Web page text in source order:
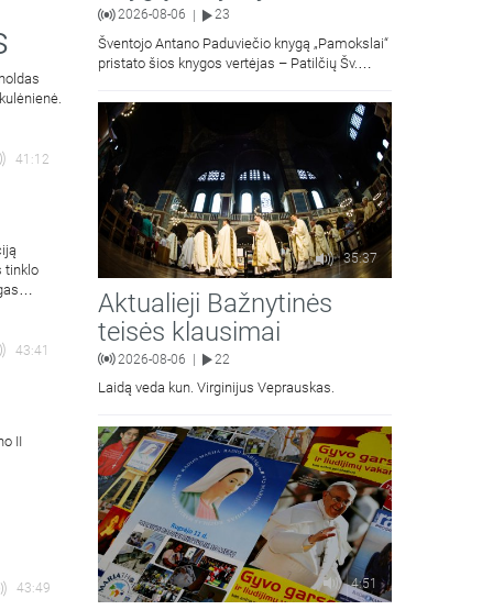
41:12
tinklo
43:41
II
43:49
2026-08-06 23
Šventojo Antano Paduviečio knygą „Pamokslai“
pristato šios knygos vertėjas – Patilčių Šv.
moralinės teologijos dr. Algirdas Petras
35:37
Aktualieji Bažnytinės
teisės klausimai
2026-08-06 22
Laidą veda kun. Virginijus Veprauskas.
4:51